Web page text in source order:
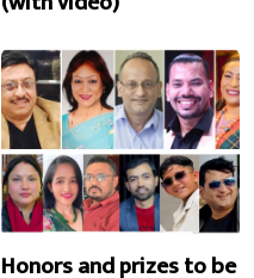
Honors and prizes to be